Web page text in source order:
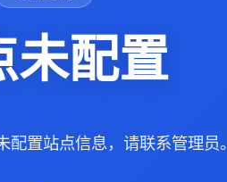
未配置
置站点信息，请联系管理员。